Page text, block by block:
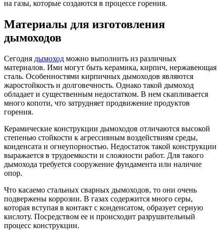
на газы, которые создаются в процессе горения.
Материалы для изготовления
дымоходов
Сегодня дымоход можно выполнить из различных
материалов. Ими могут быть керамика, кирпич, нержавеющая
сталь. Особенностями кирпичных дымоходов являются
жаростойкость и долговечность. Однако такой дымоход
обладает и существенным недостатком. В нем скапливается
много копоти, что затрудняет продвижение продуктов
горения.
Керамические конструкции дымоходов отличаются высокой
степенью стойкости к агрессивным воздействиям среды,
конденсата и огнеупорностью. Недостаток такой конструкции
выражается в трудоемкости и сложности работ. Для такого
дымохода требуется сооружение фундамента или наличие
опор.
Что касаемо стальных сварных дымоходов, то они очень
подвержены коррозии. В газах содержится много серы,
которая вступая в контакт с конденсатом, образует серную
кислоту. Посредством ее и происходит разрушительный
процесс конструкции.